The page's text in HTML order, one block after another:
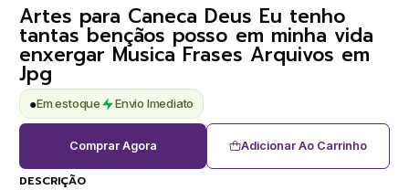
Artes para Caneca Deus Eu tenho
tantas bençãos posso em minha vida
enxergar Musica Frases Arquivos em
Jpg
●Em estoque Envio Imediato
Adicionar Ao Carrinho
Comprar Agora
DESCRIÇÃO